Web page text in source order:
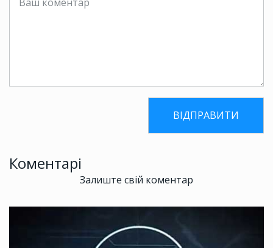
Коментарі
Залиште свій коментар